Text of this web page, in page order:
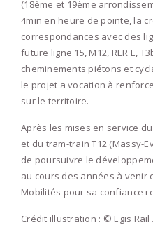
(18ème et 19ème
4min en heure de pointe, la
correspondances avec des
future ligne 15, M12, RER E,
cheminements piétons et
le projet a vocation à
sur le territoire.
Après les mises en service
et du tram-train T12 (Massy-
de poursuivre le
au cours des années à venir
Mobilités pour sa confiance
Crédit illustration : © Egis